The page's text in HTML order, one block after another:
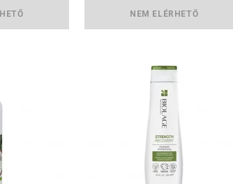
NEM ELÉRHETŐ